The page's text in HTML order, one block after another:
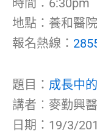
地點：養和醫
報名熱線：
題目： 成長中
講者︰麥勤興
日期：19/3/